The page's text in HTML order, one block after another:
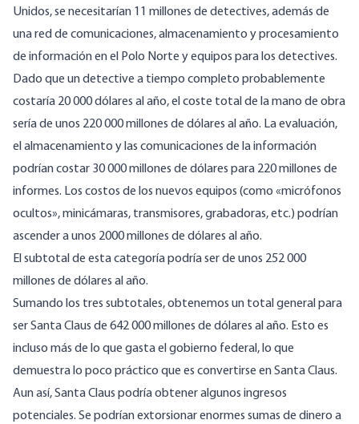
Unidos, se necesitarían 11 millones de detectives, además de
una red de comunicaciones, almacenamiento y procesamiento
de información en el Polo Norte y equipos para los detectives.
Dado que un detective a tiempo completo probablemente
costaría 20 000 dólares al año, el coste total de la mano de obra
sería de unos 220 000 millones de dólares al año. La evaluación,
el almacenamiento y las comunicaciones de la información
podrían costar 30 000 millones de dólares para 220 millones de
informes. Los costos de los nuevos equipos (como «micrófonos
ocultos», minicámaras, transmisores, grabadoras, etc.) podrían
ascender a unos 2000 millones de dólares al año.
El subtotal de esta categoría podría ser de unos 252 000
millones de dólares al año.
Sumando los tres subtotales, obtenemos un total general para
ser Santa Claus de 642 000 millones de dólares al año. Esto es
incluso más de lo que gasta el gobierno federal, lo que
demuestra lo poco práctico que es convertirse en Santa Claus.
Aun así, Santa Claus podría obtener algunos ingresos
potenciales. Se podrían extorsionar enormes sumas de dinero a